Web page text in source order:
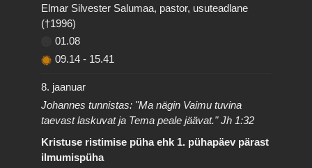
Elmar Silvester Salumaa, pastor, usuteadlane
(†1996)
01.08
09.14 - 15.41
8. jaanuar
Johannes tunnistas: "Ma nägin Vaimu tuvina
taevast laskuvat ja Tema peale jäävat." Jh 1:32
Kristuse ristimise püha ehk 1. pühapäev pärast
ilmumispüha